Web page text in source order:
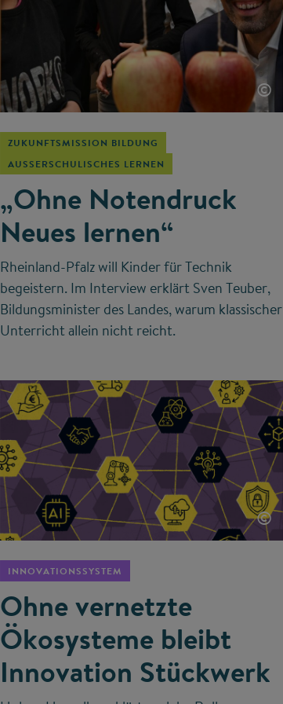
©
ZUKUNFTSMISSION BILDUNG
AUSSERSCHULISCHES LERNEN
„Ohne Notendruck
Neues lernen“
Rheinland-Pfalz will Kinder für Technik
begeistern. Im Interview erklärt Sven Teuber,
Bildungsminister des Landes, warum klassischer
Unterricht allein nicht reicht.
©
INNOVATIONSSYSTEM
Ohne vernetzte
Ökosysteme bleibt
Innovation Stückwerk